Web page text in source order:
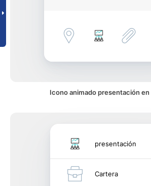
Icono animado presentación en
presentación
Cartera